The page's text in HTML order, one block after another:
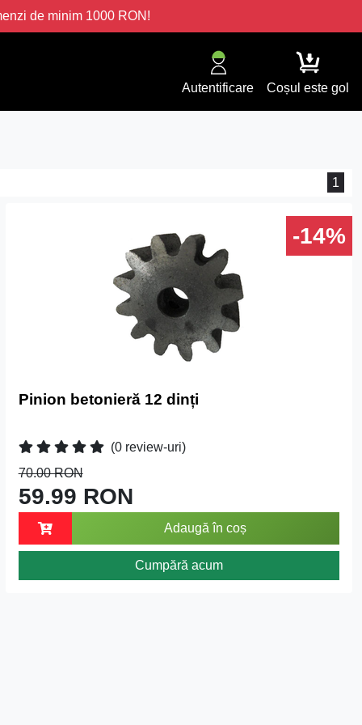
de minim 1000 RON!
Autentificare Coșul este gol
1
-14%
Pinion betonieră 12 dinți
(0 review-uri)
70.00 RON
59.99 RON
Adaugă în coș
Cumpără acum